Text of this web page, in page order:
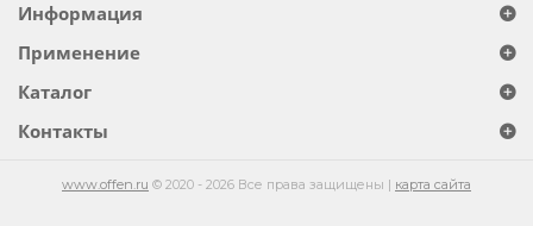
Информация
Применение
Каталог
Контакты
www.offen.ru © 2020 - 2026 Все права защищены | карта сайта